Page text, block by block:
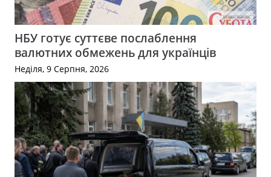
НБУ готує суттєве послаблення
валютних обмежень для українців
Неділя, 9 Серпня, 2026